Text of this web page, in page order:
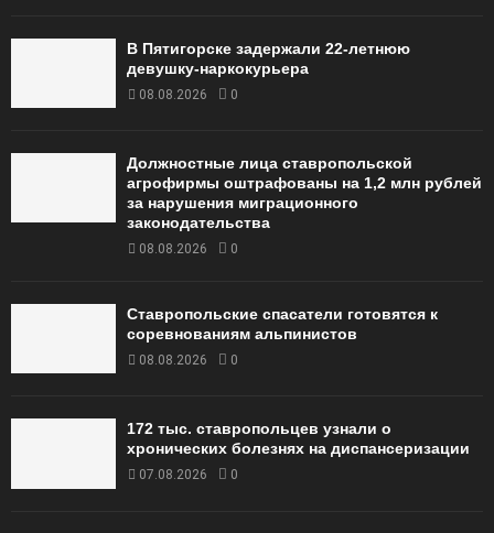
В Пятигорске задержали 22-летнюю
девушку-наркокурьера
08.08.2026 0
Должностные лица ставропольской
агрофирмы оштрафованы на 1,2 млн рублей
за нарушения миграционного
законодательства
08.08.2026 0
Ставропольские спасатели готовятся к
соревнованиям альпинистов
08.08.2026 0
172 тыс. ставропольцев узнали о
хронических болезнях на диспансеризации
07.08.2026 0